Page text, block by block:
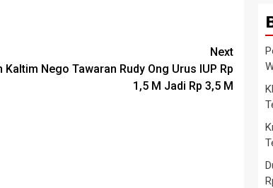
Next
Kaltim Nego Tawaran Rudy Ong Urus IUP Rp
1,5 M Jadi Rp 3,5 M